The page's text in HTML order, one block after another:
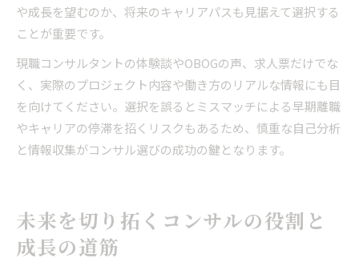
や成長を望むのか、将来のキャリアパスも見据えて選択する
ことが重要です。
現職コンサルタントの体験談やOBOGの声、求人票だけでな
く、実際のプロジェクト内容や働き方のリアルな情報にも目
を向けてください。選択を誤るとミスマッチによる早期離職
やキャリアの停滞を招くリスクもあるため、慎重な自己分析
と情報収集がコンサル選びの成功の鍵となります。
未来を切り拓くコンサルの役割と
成長の道筋